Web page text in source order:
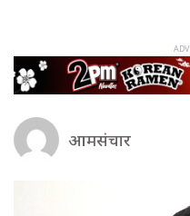
आमसंचार